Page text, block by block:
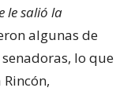
le salió la
algunas de
lo que